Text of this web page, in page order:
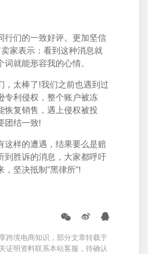
们的一致好评。更加坚信
家表示：看到这种消息就
就能形容我的心情。
太棒了!我们之前也遇到过
专利侵权，整个账户被冻
恢复销售，遇上侵权被投
团结一致!
样的遭遇，结果要么是赔
到胜诉的消息，大家都呼吁
坚决抵制“黑律所”!
跨境电商知识，部分文章转载于
证明资料联系本站客服，待确认